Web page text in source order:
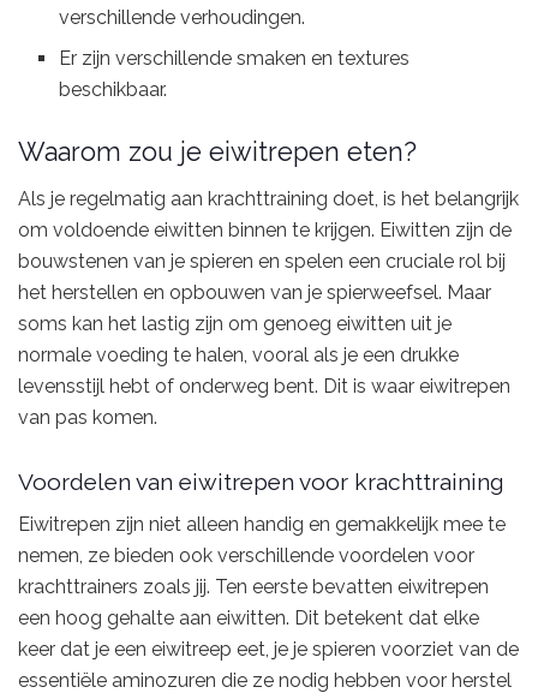
verschillende verhoudingen.
Er zijn verschillende smaken en textures
beschikbaar.
Waarom zou je eiwitrepen eten?
Als je regelmatig aan krachttraining doet, is het belangrijk
om voldoende eiwitten binnen te krijgen. Eiwitten zijn de
bouwstenen van je spieren en spelen een cruciale rol bij
het herstellen en opbouwen van je spierweefsel. Maar
soms kan het lastig zijn om genoeg eiwitten uit je
normale voeding te halen, vooral als je een drukke
levensstijl hebt of onderweg bent. Dit is waar eiwitrepen
van pas komen.
Voordelen van eiwitrepen voor krachttraining
Eiwitrepen zijn niet alleen handig en gemakkelijk mee te
nemen, ze bieden ook verschillende voordelen voor
krachttrainers zoals jij. Ten eerste bevatten eiwitrepen
een hoog gehalte aan eiwitten. Dit betekent dat elke
keer dat je een eiwitreep eet, je je spieren voorziet van de
essentiële aminozuren die ze nodig hebben voor herstel